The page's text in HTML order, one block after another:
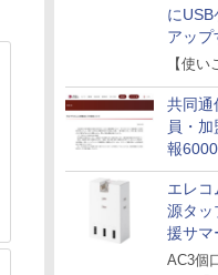
に
アップ
【使
共同通
員・
報
性
エレコ
源タッ
援サマ
AC3個